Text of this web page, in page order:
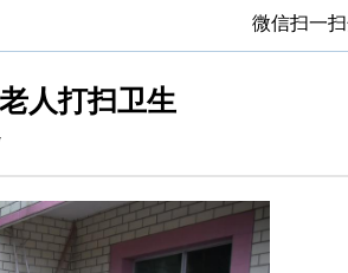
微信扫一
人打扫卫生